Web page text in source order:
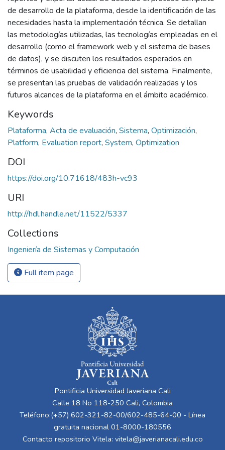
de desarrollo de la plataforma, desde la identificación de las
necesidades hasta la implementación técnica. Se detallan
las metodologías utilizadas, las tecnologías empleadas en el
desarrollo (como el framework web y el sistema de bases
de datos), y se discuten los resultados esperados en
términos de usabilidad y eficiencia del sistema. Finalmente,
se presentan las pruebas de validación realizadas y los
futuros alcances de la plataforma en el ámbito académico.
Keywords
Plataforma, Acta de evaluación, Sistema, Optimización,
Platform, Evaluation report, System, Optimization
DOI
https://doi.org/10.71618/483h-vc93
URI
http://hdl.handle.net/11522/5337
Collections
Ingeniería de Sistemas y Computación
Full item page
Pontificia Universidad Javeriana Cali
Calle 18 No 118-250 Cali, Colombia
Teléfono:(+57) 602-321-82-00/602-485-64-00 - Línea
gratuita nacional 01-8000-180556
Contacto repositorio Vitela: vitela@javerianacali.edu.co